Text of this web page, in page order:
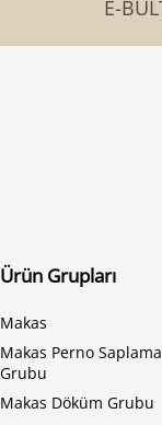
E-
Ürün Grupları
Makas
Makas Perno
Grubu
Makas Döküm Grubu